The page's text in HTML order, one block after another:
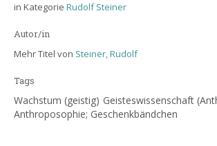
in Kategorie Rudolf Steiner
Autor/in
Mehr Titel von Steiner, Rudolf
Tags
Wachstum (geistig) Geisteswissenschaft
Anthroposophie; Geschenkbändchen